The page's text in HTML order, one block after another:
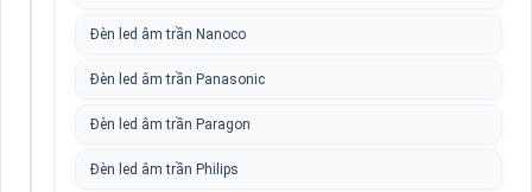
Đèn led âm trần Nanoco
Đèn led âm trần Panasonic
Đèn led âm trần Paragon
Đèn led âm trần Philips